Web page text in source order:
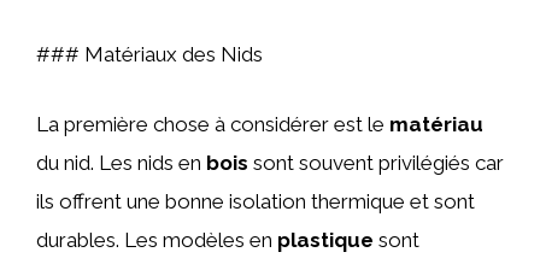
### Matériaux des Nids
La première chose à considérer est le matériau
du nid. Les nids en bois sont souvent privilégiés car
ils offrent une bonne isolation thermique et sont
durables. Les modèles en plastique sont